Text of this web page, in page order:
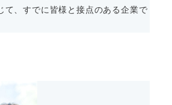
て、すでに皆様と接点のある企業で